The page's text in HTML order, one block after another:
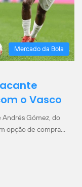
Mercado da Bola
o Vasco
Andrés Gómez, do
opção de compra…